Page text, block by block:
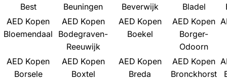
Best
Beuningen
Beverwijk
Bladel
AED Kopen
Bloemendaal
AED Kopen
Bodegraven-
Reeuwijk
AED Kopen
Boekel
AED Kopen
Borger-
Odoorn
AED Kopen
Borsele
AED Kopen
Boxtel
AED Kopen
Breda
AED Kopen
Bronckhorst